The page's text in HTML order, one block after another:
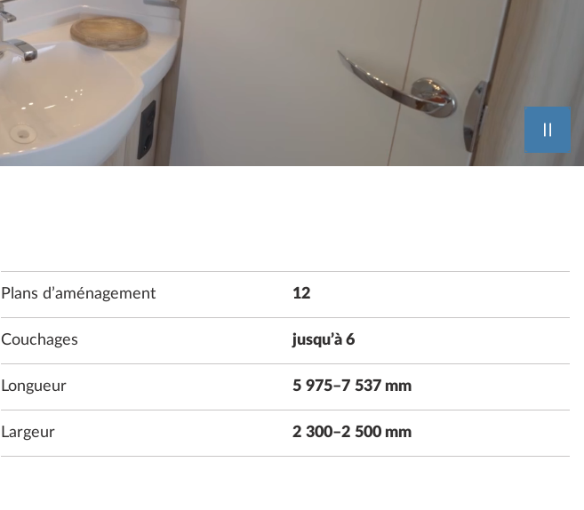
Plans d’aménagement 12
Couchages jusqu’à 6
Longueur 5 975–7 537 mm
Largeur 2 300–2 500 mm